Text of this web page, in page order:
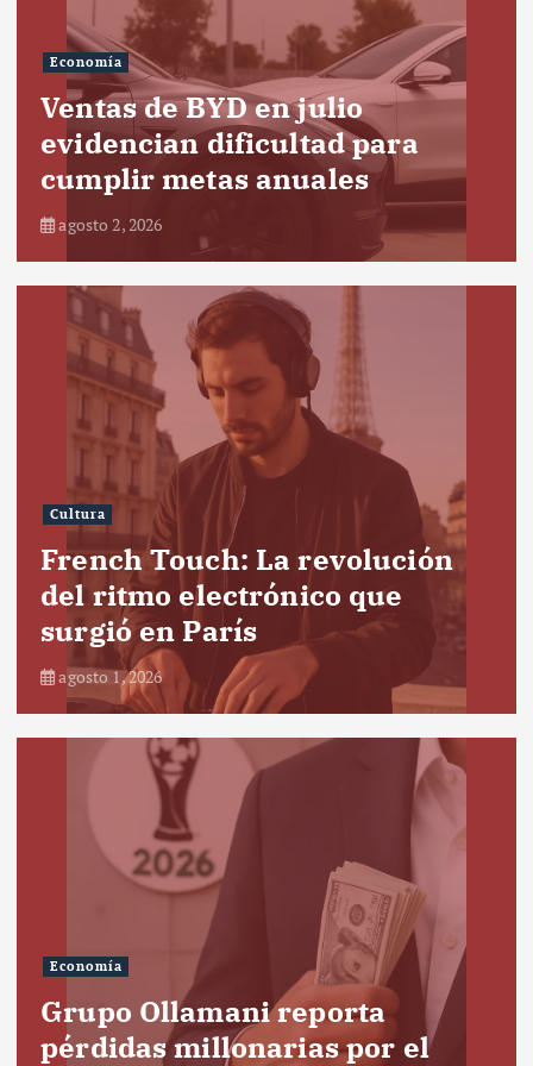
Economía
Ventas de BYD en julio
evidencian dificultad para
cumplir metas anuales
agosto 2, 2026
Cultura
French Touch: La revolución
del ritmo electrónico que
surgió en París
agosto 1, 2026
Economía
Grupo Ollamani reporta
pérdidas millonarias por el